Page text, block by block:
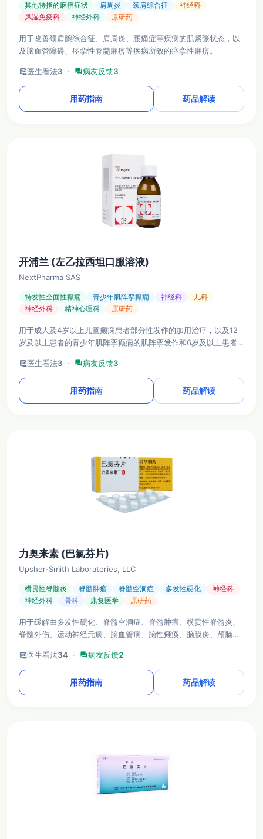
其他特指的麻痹症状 肩周炎 颈肩综合征
神经科
风湿免疫科
神经外科 原研药
用于改善颈肩腕综合征、肩周炎、腰痛症等疾病的肌紧张状态，以
及脑血管障碍、痉挛性脊髓麻痹等疾病所致的痉挛性麻痹。
clinical_notes医生看法3 · forum病友反馈3
用药指南 药品解读
开浦兰 (左乙拉西坦口服溶液)
NextPharma SAS
特发性全面性癫痫 青少年肌阵挛癫痫 神经科
儿科
神经外科
精神心理科 原研药
用于成人及4岁以上儿童癫痫患者部分性发作的加用治疗，以及12
岁及以上患者的青少年肌阵挛癫痫的肌阵挛发作和6岁及以上患者
clinical_notes医生看法3 · forum病友反馈3
用药指南 药品解读
力奥来素 (巴氯芬片)
Upsher-Smith Laboratories, LLC
横贯性脊髓炎 脊髓肿瘤 脊髓空洞症 多发性硬化
神经科
神经外科
骨科 康复医学 原研药
用于缓解由多发性硬化、脊髓空洞症、脊髓肿瘤、横贯性脊髓炎、
脊髓外伤、运动神经元病、脑血管病、脑性瘫痪、脑膜炎、颅脑外
clinical_notes医生看法34 · forum病友反馈2
用药指南 药品解读